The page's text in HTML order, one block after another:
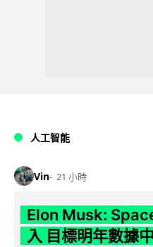
人工智能
Vin 21 小時
Elon Musk:
入 目標明年數據